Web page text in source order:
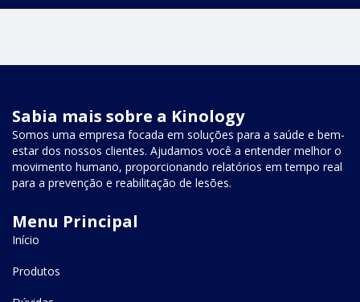
Sabia mais sobre a Kinology
Somos uma empresa focada em soluções para a saúde e bem-
estar dos nossos clientes. Ajudamos você a entender melhor o
movimento humano, proporcionando relatórios em tempo real
para a prevenção e reabilitação de lesões.
Menu Principal
Início
Produtos